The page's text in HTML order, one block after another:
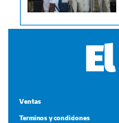
Ventas
Terminos y condiciones